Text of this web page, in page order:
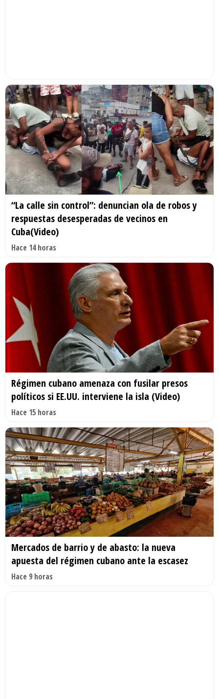
“La calle sin control”: denuncian ola de robos y
respuestas desesperadas de vecinos en
Cuba(Video)
Hace 14 horas
Régimen cubano amenaza con fusilar presos
políticos si EE.UU. interviene la isla (Video)
Hace 15 horas
Mercados de barrio y de abasto: la nueva
apuesta del régimen cubano ante la escasez
Hace 9 horas